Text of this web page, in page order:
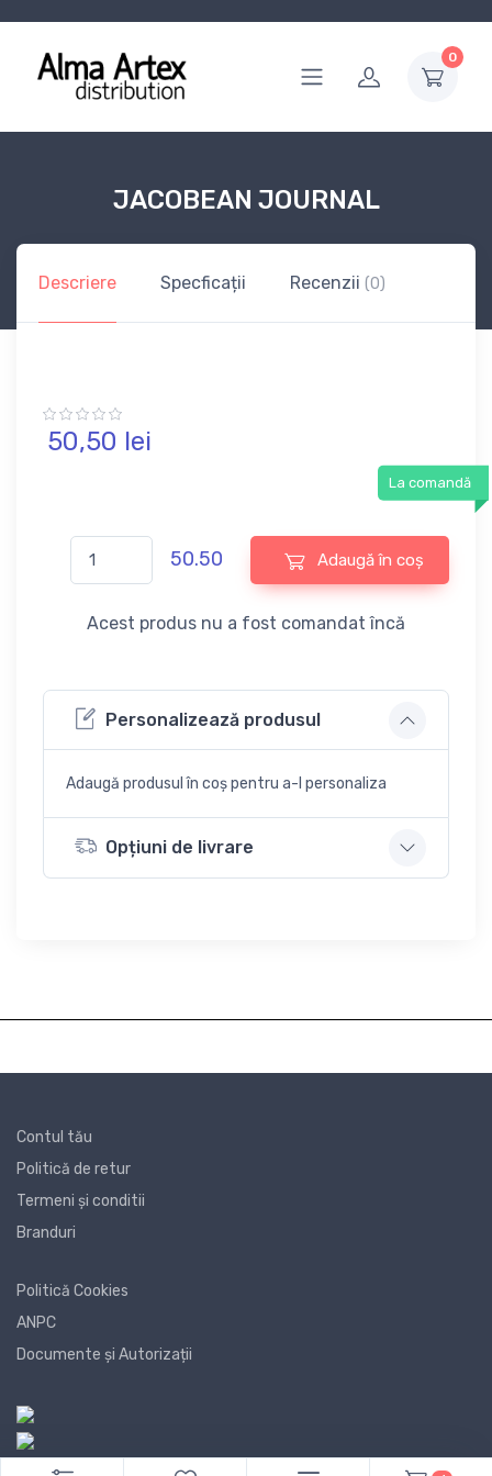
0
JACOBEAN JOURNAL
Descriere Specficații Recenzii (0)
50,50 lei
La comandă
50.50 Adaugă în coș
Acest produs nu a fost comandat încă
Personalizează produsul
Adaugă produsul în coș pentru a-l personaliza
Opțiuni de livrare
Contul tău
Politică de retur
Termeni și conditii
Branduri
Politică Cookies
ANPC
Documente și Autorizații